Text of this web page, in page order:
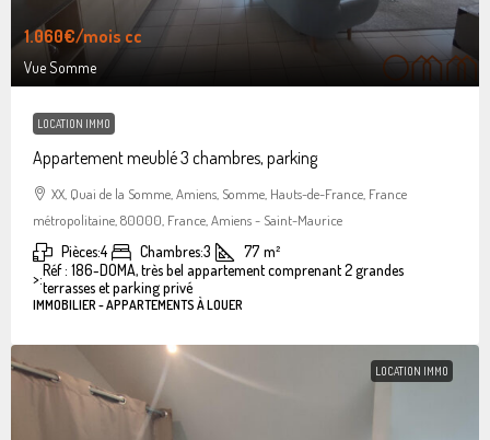
1.060€/mois cc
Vue Somme
LOCATION IMMO
Appartement meublé 3 chambres, parking
XX, Quai de la Somme, Amiens, Somme, Hauts-de-France, France
métropolitaine, 80000, France, Amiens - Saint-Maurice
Pièces:4 Chambres:3 77 m²
>:Réf : 186-DOMA, très bel appartement comprenant 2 grandes
terrasses et parking privé
IMMOBILIER - APPARTEMENTS À LOUER
LOCATION IMMO